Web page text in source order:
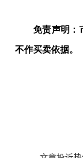
免责声明：
不作买卖依据。